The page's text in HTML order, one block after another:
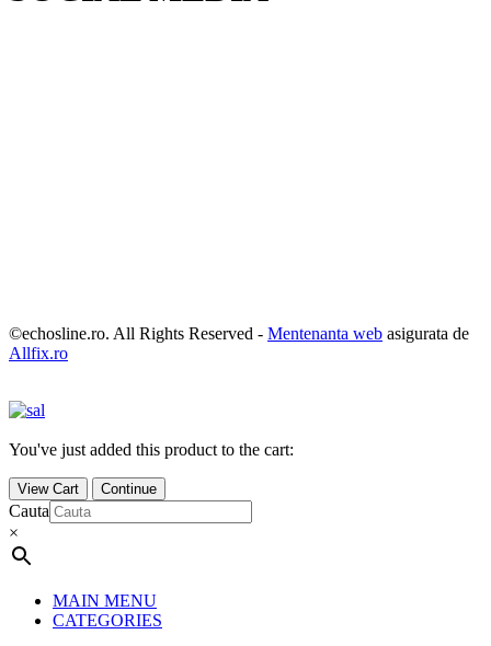
©echosline.ro. All Rights Reserved - Mentenanta web asigurata de
Allfix.ro
You've just added this product to the cart:
View Cart Continue
Cauta
×
MAIN MENU
CATEGORIES